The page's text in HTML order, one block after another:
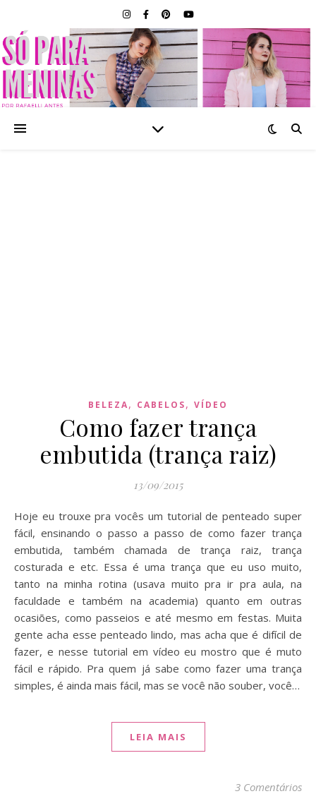
SÓ PARA MENINAS |
BLOG FEMININO POR
RAFAELLI ANTES
BELEZA, CABELOS, VÍDEO
Como fazer trança
embutida (trança raiz)
13/09/2015
Hoje eu trouxe pra vocês um tutorial de penteado super
fácil, ensinando o passo a passo de como fazer trança
embutida, também chamada de trança raiz, trança
costurada e etc. Essa é uma trança que eu uso muito,
tanto na minha rotina (usava muito pra ir pra aula, na
faculdade e também na academia) quanto em outras
ocasiões, como passeios e até mesmo em festas. Muita
gente acha esse penteado lindo, mas acha que é difícil de
fazer, e nesse tutorial em vídeo eu mostro que é muto
fácil e rápido. Pra quem já sabe como fazer uma trança
simples, é ainda mais fácil, mas se você não souber, você…
LEIA MAIS
3 Comentários